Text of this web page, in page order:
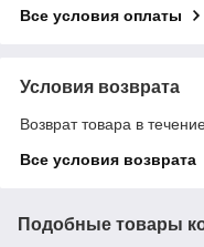
Все условия оплаты
Условия возврата
Возврат товара в
Все условия возврата
Подобные товары